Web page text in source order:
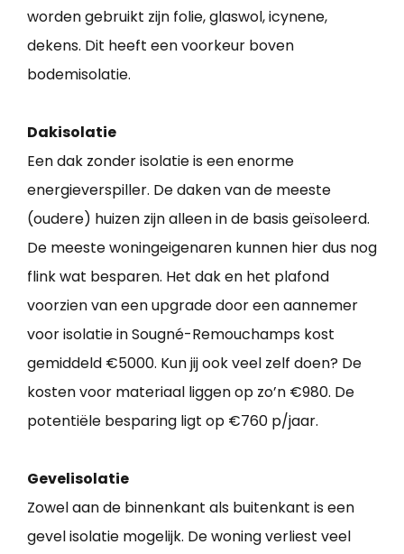
worden gebruikt zijn folie, glaswol, icynene,
dekens. Dit heeft een voorkeur boven
bodemisolatie.
Dakisolatie
Een dak zonder isolatie is een enorme
energieverspiller. De daken van de meeste
(oudere) huizen zijn alleen in de basis geïsoleerd.
De meeste woningeigenaren kunnen hier dus nog
flink wat besparen. Het dak en het plafond
voorzien van een upgrade door een aannemer
voor isolatie in Sougné-Remouchamps kost
gemiddeld €5000. Kun jij ook veel zelf doen? De
kosten voor materiaal liggen op zo’n €980. De
potentiële besparing ligt op €760 p/jaar.
Gevelisolatie
Zowel aan de binnenkant als buitenkant is een
gevel isolatie mogelijk. De woning verliest veel